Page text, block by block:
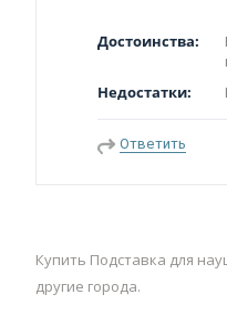
Достоинства:
Недостатки:
Ответить
Купить Подставка для
другие города.